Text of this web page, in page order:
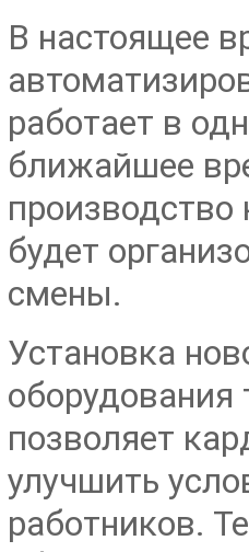
В настоящее
работает в
ближайшее
производство
будет
смены.
Установка
оборудования
позволяет
улучшить
работников.